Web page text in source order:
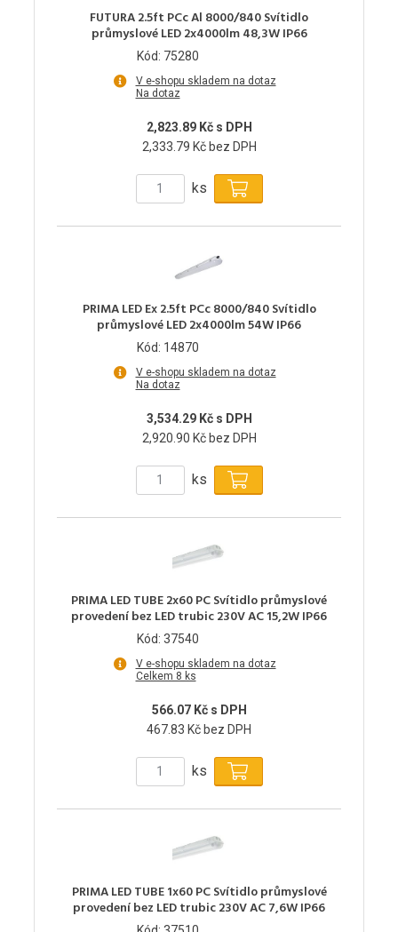
FUTURA 2.5ft PCc Al 8000/840 Svítidlo
průmyslové LED 2x4000lm 48,3W IP66
Kód: 75280
V e-shopu skladem na dotaz
Na dotaz
2,823.89 Kč s DPH
2,333.79 Kč bez DPH
ks
PRIMA LED Ex 2.5ft PCc 8000/840 Svítidlo
průmyslové LED 2x4000lm 54W IP66
Kód: 14870
V e-shopu skladem na dotaz
Na dotaz
3,534.29 Kč s DPH
2,920.90 Kč bez DPH
ks
PRIMA LED TUBE 2x60 PC Svítidlo průmyslové
provedení bez LED trubic 230V AC 15,2W IP66
Kód: 37540
V e-shopu skladem na dotaz
Celkem 8 ks
566.07 Kč s DPH
467.83 Kč bez DPH
ks
PRIMA LED TUBE 1x60 PC Svítidlo průmyslové
provedení bez LED trubic 230V AC 7,6W IP66